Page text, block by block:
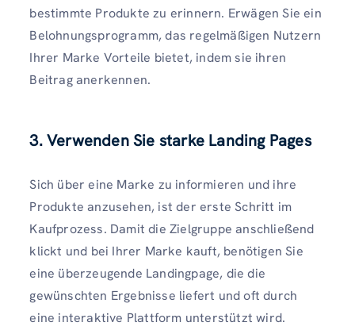
bestimmte Produkte zu erinnern. Erwägen Sie ein
Belohnungsprogramm, das regelmäßigen Nutzern
Ihrer Marke Vorteile bietet, indem sie ihren
Beitrag anerkennen.
3. Verwenden Sie starke Landing Pages
Sich über eine Marke zu informieren und ihre
Produkte anzusehen, ist der erste Schritt im
Kaufprozess. Damit die Zielgruppe anschließend
klickt und bei Ihrer Marke kauft, benötigen Sie
eine überzeugende Landingpage, die die
gewünschten Ergebnisse liefert und oft durch
eine interaktive Plattform unterstützt wird.